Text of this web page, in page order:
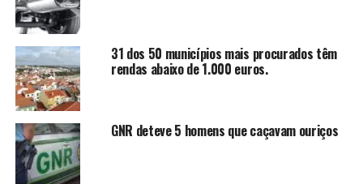
31 dos 50 municípios mais procurados têm
rendas abaixo de 1.000 euros.
GNR deteve 5 homens que caçavam ouriços